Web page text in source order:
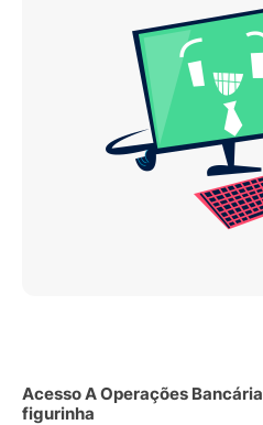
Acesso A Operações
figurinha